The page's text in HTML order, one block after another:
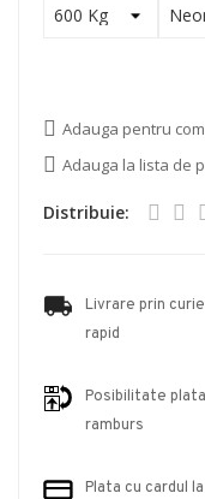
Adauga pentru
Adauga la lista de
Distribuie:
Livrare prin
rapid
Posibilitate plata
ramburs
Plata cu cardul la